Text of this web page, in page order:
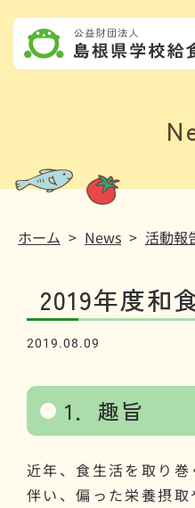
ホーム > News > 活動報
2019年度和
2019.08.09
1．趣旨
近年、食生活を取り
伴い、偏った栄養摂